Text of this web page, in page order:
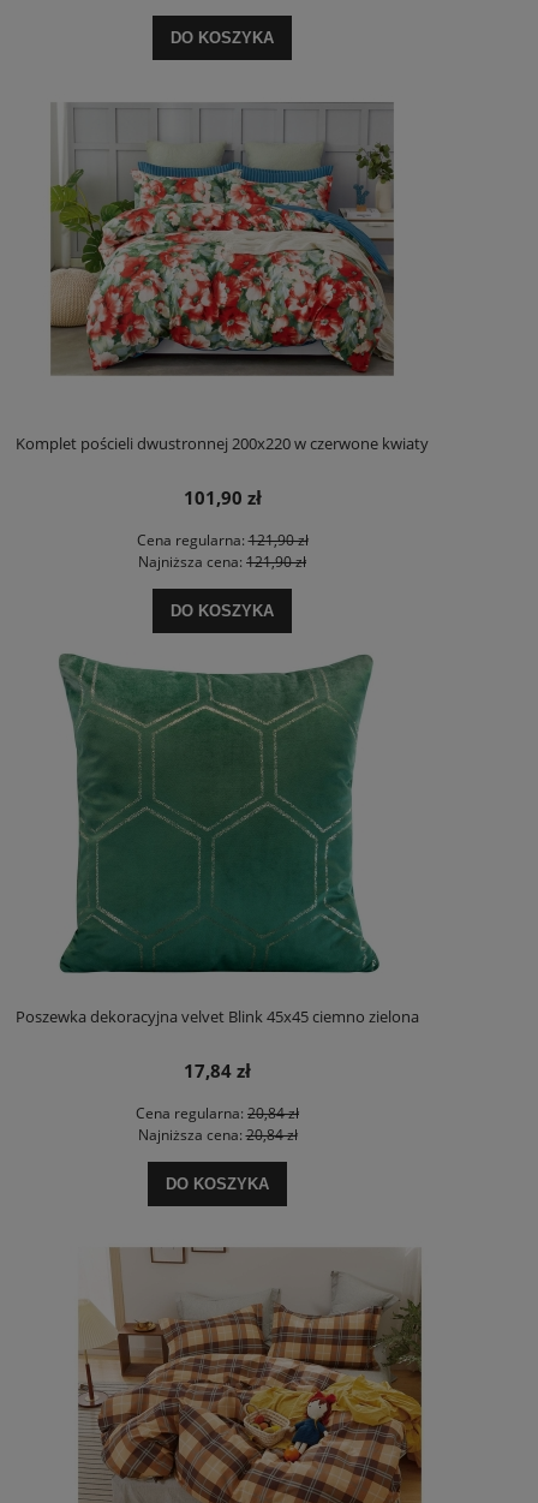
DO KOSZYKA
Komplet pościeli dwustronnej 200x220 w czerwone kwiaty
101,90 zł
Cena regularna:121,90 zł
Najniższa cena: 121,90 zł
DO KOSZYKA
Poszewka dekoracyjna velvet Blink 45x45 ciemno zielona
17,84 zł
Cena regularna: 20,84 zł
Najniższa cena:20,84 zł
DO KOSZYKA